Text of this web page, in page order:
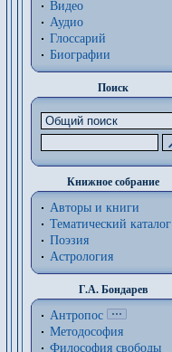
Видео
Аудио
Глоссарий
Биографии
Поиск
Книжное собрание
Авторы и книги
Тематический каталог
Поэзия
Астрология
Г.А. Бондарев
Антропос
Методософия
Философия cвободы